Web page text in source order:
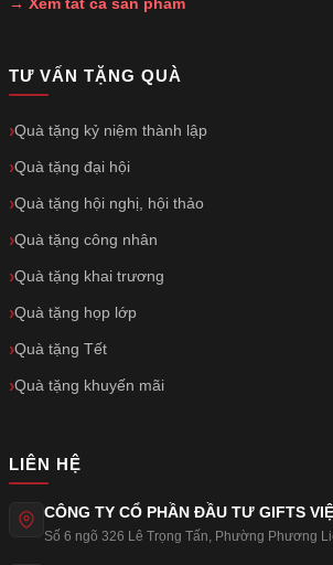
→ Xem tất cả sản phẩm
TƯ VẤN TẶNG QUÀ
Quà tặng kỷ niệm thành lập
Quà tặng đại hội
Quà tặng hội nghị, hội thảo
Quà tặng công nhân
Quà tặng khai trương
Quà tặng họp lớp
Quà tặng Tết
Quà tặng khuyến mãi
LIÊN HỆ
CÔNG TY CỔ PHẦN ĐẦU TƯ GIFTS
Số 6 ngõ 326 Lê Trọng Tấn, Phường Phương